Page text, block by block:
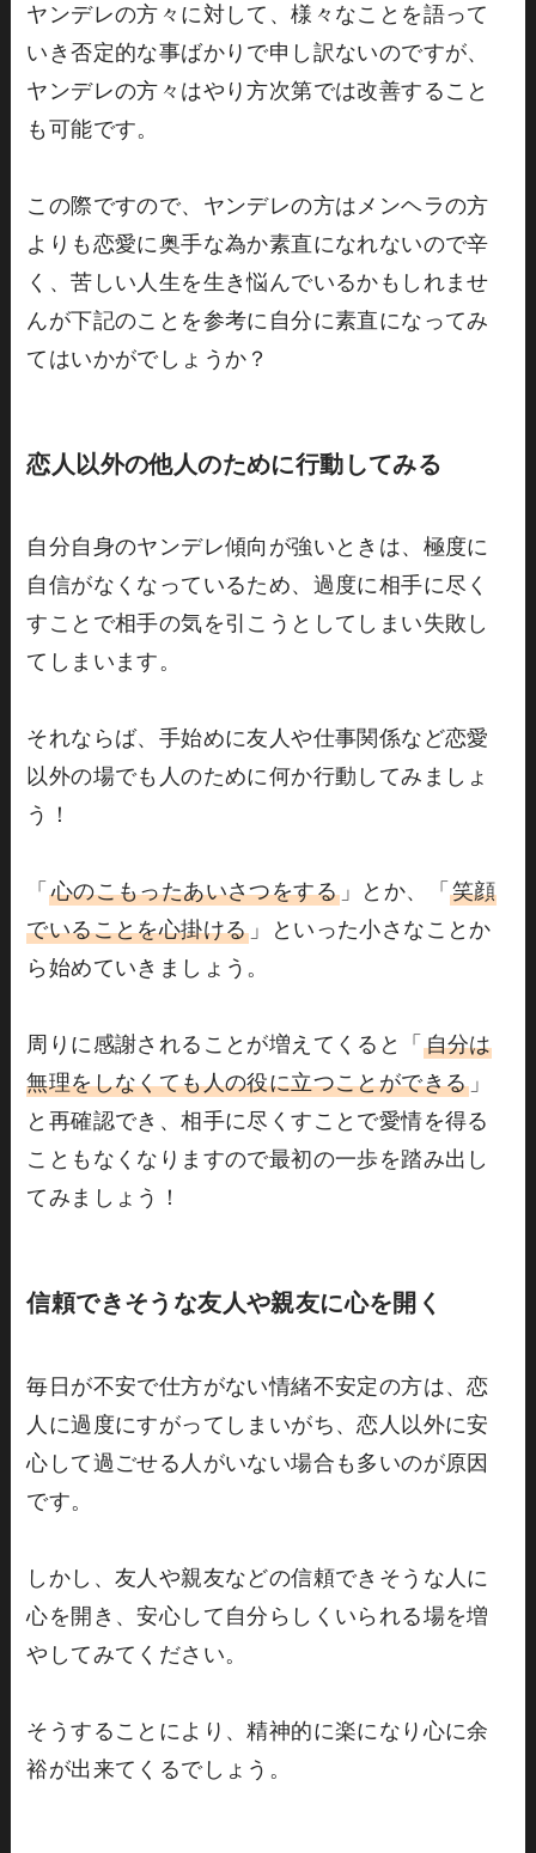
ヤンデレの方々に対して、様々なことを語って
いき否定的な事ばかりで申し訳ないのですが、
ヤンデレの方々はやり方次第では改善すること
も可能です。
この際ですので、ヤンデレの方はメンヘラの方
よりも恋愛に奥手な為か素直になれないので辛
く、苦しい人生を生き悩んでいるかもしれませ
んが下記のことを参考に自分に素直になってみ
てはいかがでしょうか？
恋人以外の他人のために行動してみる
自分自身のヤンデレ傾向が強いときは、極度に
自信がなくなっているため、過度に相手に尽く
すことで相手の気を引こうとしてしまい失敗し
てしまいます。
それならば、手始めに友人や仕事関係など恋愛
以外の場でも人のために何か行動してみましょ
う！
「 心のこもったあいさつをする 」とか、「笑顔
でいることを心掛ける 」といった小さなことか
ら始めていきましょう。
周りに感謝されることが増えてくると「 自分は
無理をしなくても人の役に立つことができる 」
と再確認でき、相手に尽くすことで愛情を得る
こともなくなりますので最初の一歩を踏み出し
てみましょう！
信頼できそうな友人や親友に心を開く
毎日が不安で仕方がない情緒不安定の方は、恋
人に過度にすがってしまいがち、恋人以外に安
心して過ごせる人がいない場合も多いのが原因
です。
しかし、友人や親友などの信頼できそうな人に
心を開き、安心して自分らしくいられる場を増
やしてみてください。
そうすることにより、精神的に楽になり心に余
裕が出来てくるでしょう。